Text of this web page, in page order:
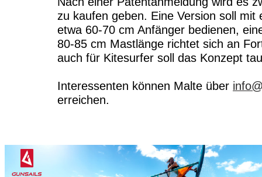
zu kaufen geben. Eine Version soll mit
etwa 60-70 cm Anfänger bedienen,
80-85 cm Mastlänge richtet sich an
auch für Kitesurfer soll das Konzept
Interessenten können Malte über
erreichen.